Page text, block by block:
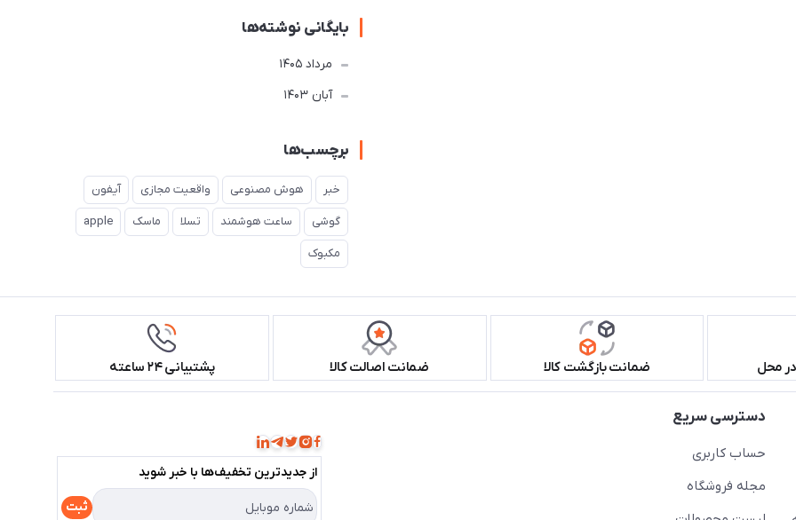
بایگانی نوشته‌ها
مرداد 1405
آبان 1403
برچسب‌ها
خبر هوش مصنوعی واقعیت مجازی آیفون
گوشی ساعت هوشمند تسلا ماسک apple
مکبوک
محل ضمانت بازگشت کالا ضمانت اصالت کالا پشتیبانی ۲۴ ساعته
دسترسی سریع
حساب کاربری
مجله فروشگاه
از جدید‌ترین تخفیف‌ها با‌ خبر شوید
ثبت